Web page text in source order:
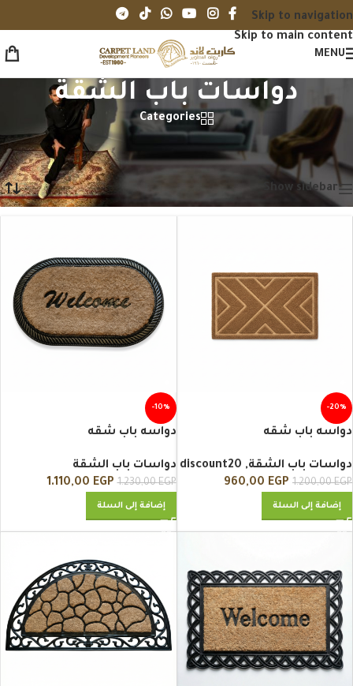
Skip to navigation
Skip to main content
MENU
دواسات باب الشقة
Categories
الرئيسية /دواسات باب الشقة/الصفحة 3
عرض 25–36 من أصل 42 نتيجة
Show sidebar
-20%
دواسه باب شقه
دواسات باب الشقة,
discount20
1.200,00EGP
960,00 EGP
إضافة إلى السلة
-10%
دواسه باب شقه
دواسات باب الشقة
1.230,00EGP
1.110,00 EGP
إضافة إلى السلة